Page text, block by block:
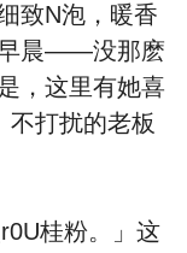
致N泡，暖香
早晨——没那麽
，这里有她喜
不打扰的老板
桂粉。」这